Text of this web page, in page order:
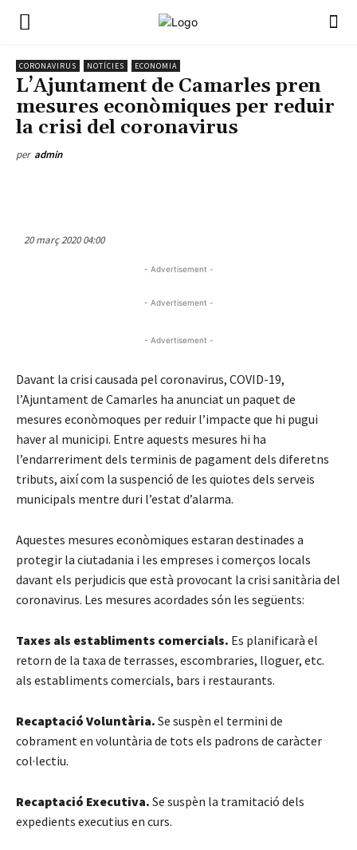
CORONAVIRUS NOTÍCIES ECONOMIA
L’Ajuntament de Camarles pren
mesures econòmiques per reduir
la crisi del coronavirus
per admin
20 març 2020 04:00
- Advertisement -
- Advertisement -
- Advertisement -
Davant la crisi causada pel coronavirus, COVID-19,
l’Ajuntament de Camarles ha anunciat un paquet de
mesures econòmoques per reduir l’impacte que hi pugui
haver al municipi. Entre aquests mesures hi ha
l’endarreriment dels terminis de pagament dels diferetns
tributs, així com la suspenció de les quiotes dels serveis
municipals mentre duri l’estat d’alarma.
Aquestes mesures econòmiques estaran destinades a
protegir la ciutadania i les empreses i comerços locals
davant els perjudicis que està provocant la crisi sanitària del
coronavirus. Les mesures acordades són les següents:
Taxes als establiments comercials. Es planificarà el
retorn de la taxa de terrasses, escombraries, lloguer, etc.
als establiments comercials, bars i restaurants.
Recaptació Voluntària. Se suspèn el termini de
cobrament en voluntària de tots els padrons de caràcter
col·lectiu.
Recaptació Executiva. Se suspèn la tramitació dels
expedients executius en curs.